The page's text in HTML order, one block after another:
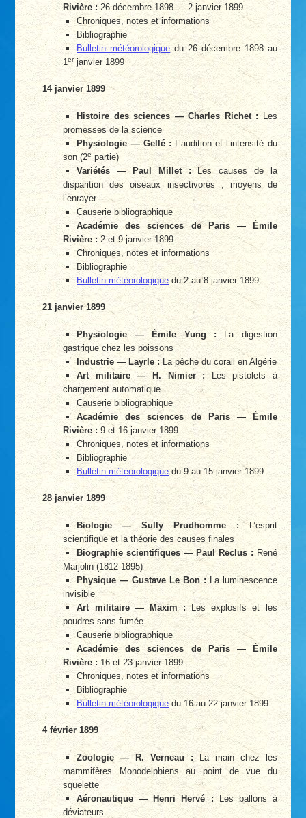
Rivière :26 décembre 1898 — 2 janvier 1899
Chroniques, notes et informations
Bibliographie
Bulletin météorologiquedu 26 décembre 1898 au
1erjanvier 1899
14 janvier 1899
Histoire des sciences — Charles Richet : Les
promesses de la science
Physiologie — Gellé : L’audition et l’intensité du
son (2e partie)
Variétés — Paul Millet :Les causes de la
disparition des oiseaux insectivores ; moyens de
l’enrayer
Causerie bibliographique
Académie des sciences de Paris — Émile
Rivière : 2 et 9 janvier 1899
Chroniques, notes et informations
Bibliographie
Bulletin météorologiquedu 2 au 8 janvier 1899
21 janvier 1899
Physiologie — Émile Yung : La digestion
gastrique chez les poissons
Industrie — Layrle :La pêche du corail en Algérie
Art militaire — H. Nimier :Les pistolets à
chargement automatique
Causerie bibliographique
Académie des sciences de Paris — Émile
Rivière : 9 et 16 janvier 1899
Chroniques, notes et informations
Bibliographie
Bulletin météorologique du 9 au 15 janvier 1899
28 janvier 1899
Biologie — Sully Prudhomme :L’esprit
scientifique et la théorie des causes finales
Biographie scientifiques — Paul Reclus :René
Marjolin (1812-1895)
Physique — Gustave Le Bon :La luminescence
invisible
Art militaire — Maxim : Les explosifs et les
poudres sans fumée
Causerie bibliographique
Académie des sciences de Paris — Émile
Rivière : 16 et 23 janvier 1899
Chroniques, notes et informations
Bibliographie
Bulletin météorologique du 16 au 22 janvier 1899
4 février 1899
Zoologie — R. Verneau : La main chez les
mammifères Monodelphiens au point de vue du
squelette
Aéronautique — Henri Hervé :Les ballons à
déviateurs